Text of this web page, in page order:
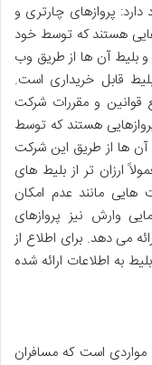
پروازهای چارتری و
هستند که توسط خود
و بلیط آن ها از طریق وب
قابل خریداری است.
قوانین و مقررات شرکت
هستند که توسط
آن ها از طریق این شرکت
ارزان تر از بلیط های
مانند عدم امکان
وارش نیز پروازهای
می دهد. برای اطلاع از
به اطلاعات ارائه شده
مواردی است که مسافران